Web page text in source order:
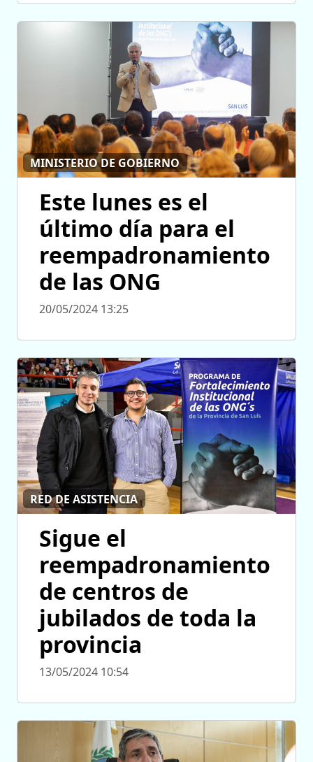
MINISTERIO DE GOBIERNO
Este lunes es el
último día para el
reempadronamiento
de las ONG
20/05/2024 13:25
RED DE ASISTENCIA
Sigue el
reempadronamiento
de centros de
jubilados de toda la
provincia
13/05/2024 10:54